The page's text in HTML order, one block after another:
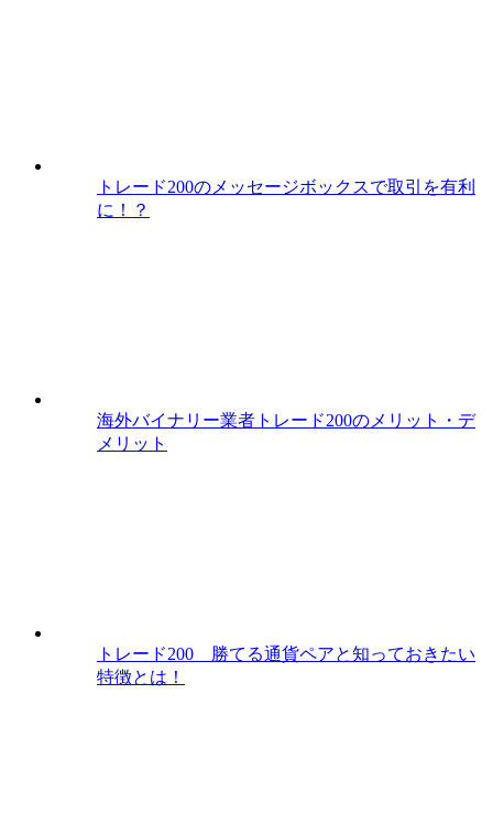
トレード200のメッセージボックスで取引を有利
に！？
海外バイナリー業者トレード200のメリット・デ
メリット
トレード200 勝てる通貨ペアと知っておきたい
特徴とは！